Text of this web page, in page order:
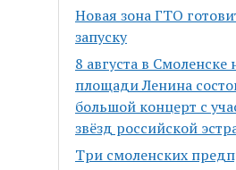
Новая зона ГТО
запуску
8 августа в Смоленске
площади Ленина
большой концерт с
звёзд российской
Три смоленских